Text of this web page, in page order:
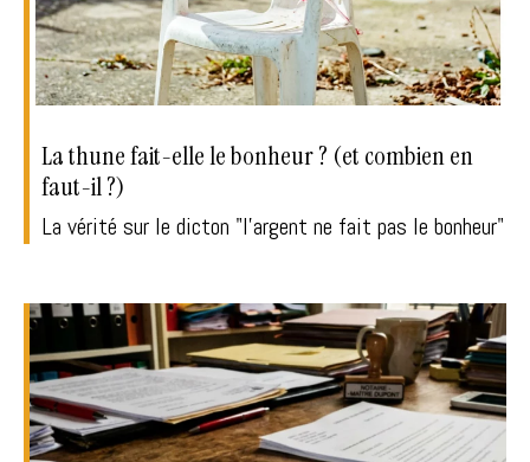
La thune fait-elle le bonheur ? (et combien en
faut-il ?)
La vérité sur le dicton "l'argent ne fait pas le bonheur"